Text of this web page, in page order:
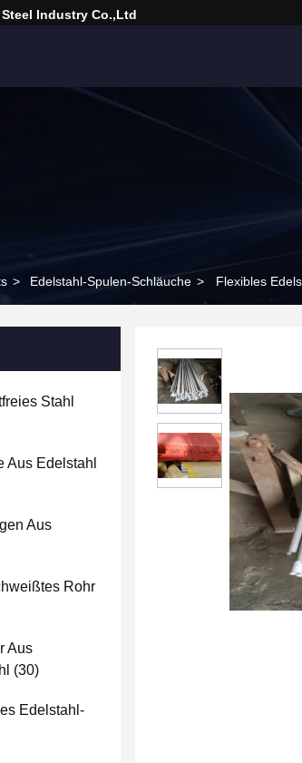
Industry Co.,Ltd
> Edelstahl-Spulen-Schläuche > Flexibles
Stahl
Aus Edelstahl
Aus
Rohr
Aus
(30)
Edelstahl-